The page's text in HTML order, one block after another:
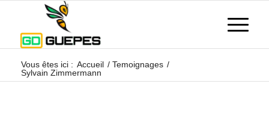
Vous êtes ici : Accueil / Temoignages /
Sylvain Zimmermann